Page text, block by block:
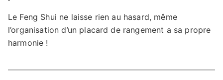
Le Feng Shui ne laisse rien au hasard, même
l’organisation d’un placard de rangement a sa propre
harmonie !